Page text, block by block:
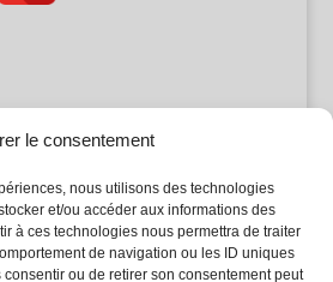
le consentement
nous utilisons des technologies
et/ou accéder aux informations des
à ces technologies nous permettra de traiter
de navigation ou les ID uniques
ou de retirer son consentement peut